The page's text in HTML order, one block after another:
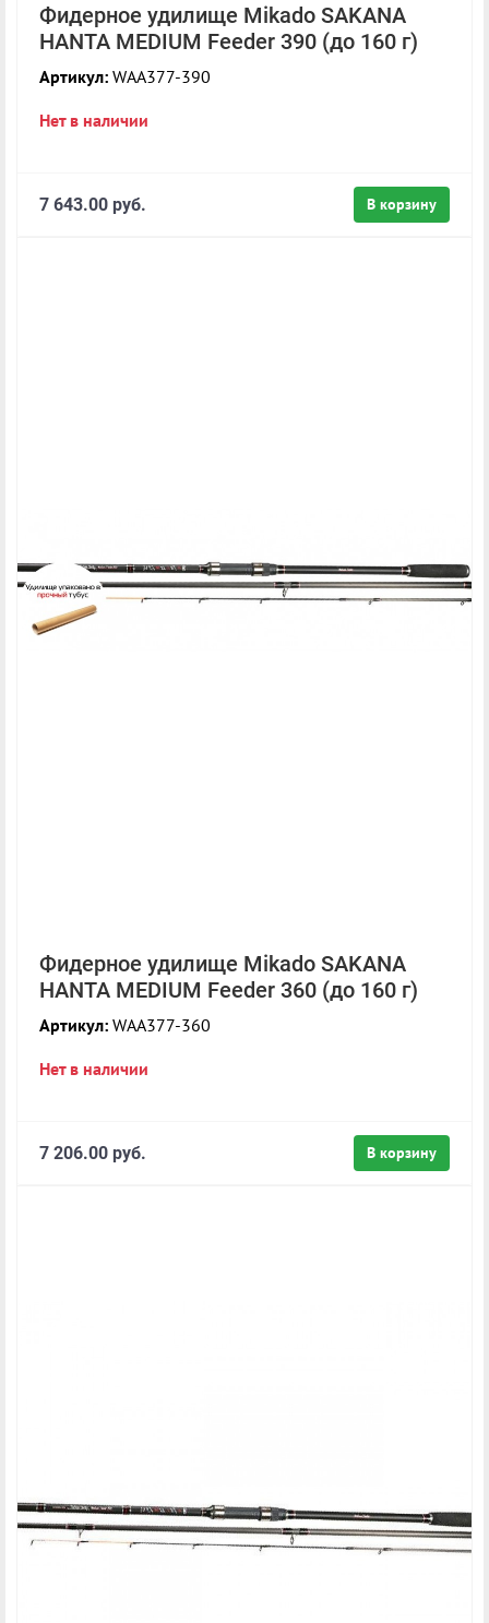
Фидерное удилище Mikado SAKANA
HANTA MEDIUM Feeder 390 (до 160 г)
Артикул: WAA377-390
Нет в наличии
В корзину
7 643.00 руб.
Фидерное удилище Mikado SAKANA
HANTA MEDIUM Feeder 360 (до 160 г)
Артикул: WAA377-360
Нет в наличии
В корзину
7 206.00 руб.